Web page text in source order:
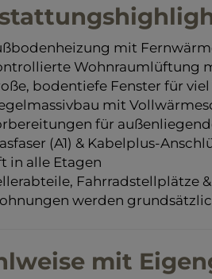
mit
Wohnraumlüftung
bodentiefe Fenster für
mit
für
(A1) & Kabelplus-
in alle Etagen
Fahrradstellplätze
werden
mit